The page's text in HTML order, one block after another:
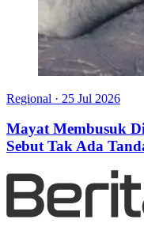
Regional · 25 Jul 2026
Mayat Membusuk
Sebut Tak Ada